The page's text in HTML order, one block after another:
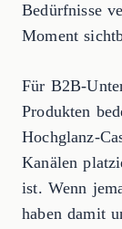
Bedürfnisse
Moment
Für B2B-
Produkten
Hochglanz-
Kanälen
ist. Wenn
haben damit